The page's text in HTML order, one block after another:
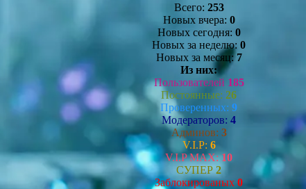
Всего: 253
Новых вчера: 0
Новых сегодня: 0
Новых за неделю: 0
Новых за месяц:7
Из них:
Пользователей 185
Постоянные: 26
Проверенных: 9
Модераторов: 4
Админов: 3
V.I.P: 6
V.I.P MAX:10
СУПЕР 2
Заблокированых 0